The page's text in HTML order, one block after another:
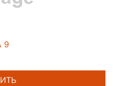
9